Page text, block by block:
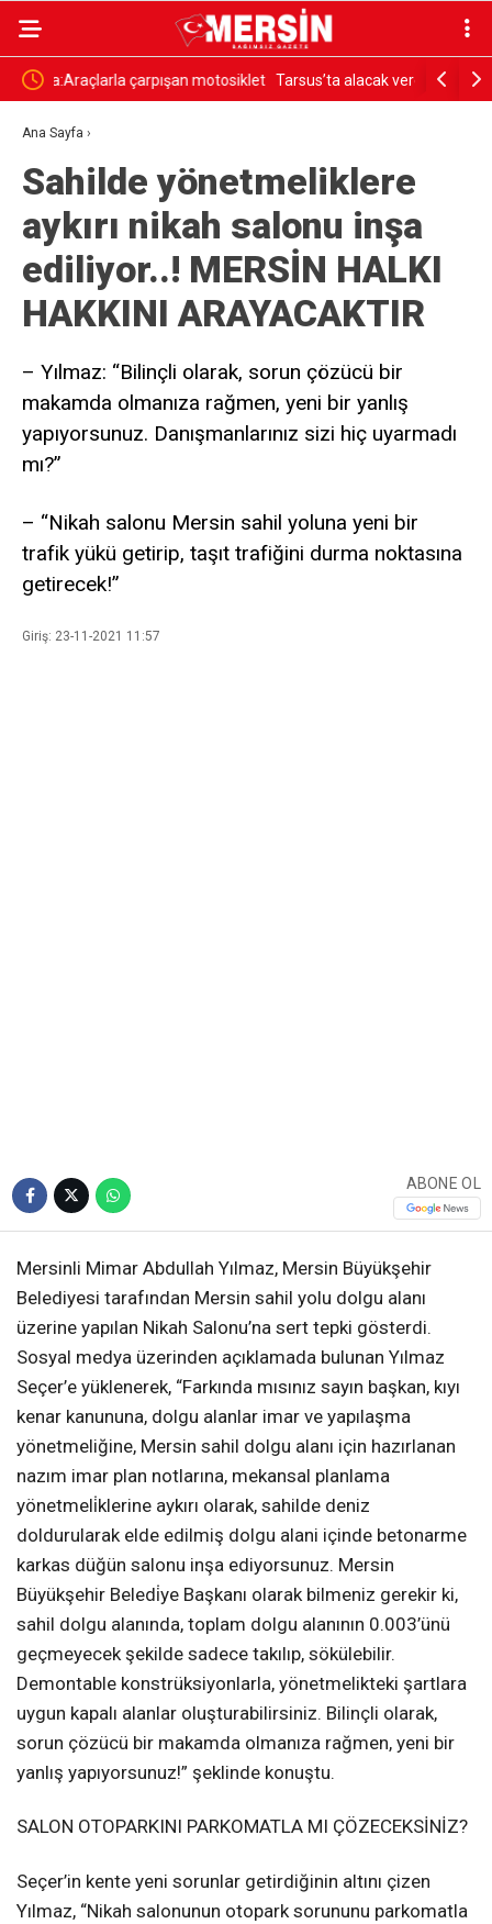
Tarsus’ta alacak verecek kavgası kanlı bitti: 2 kuzen
öldü, 6 şüpheli adliyede
Ana Sayfa ›
Sahilde yönetmeliklere
aykırı nikah salonu inşa
ediliyor..! MERSİN HALKI
HAKKINI ARAYACAKTIR
– Yılmaz: “Bilinçli olarak, sorun çözücü bir
makamda olmanıza rağmen, yeni bir yanlış
yapıyorsunuz. Danışmanlarınız sizi hiç uyarmadı
mı?”
– “Nikah salonu Mersin sahil yoluna yeni bir
trafik yükü getirip, taşıt trafiğini durma noktasına
getirecek!”
Giriş: 23-11-2021 11:57
ABONE OL
Mersinli Mimar Abdullah Yılmaz, Mersin Büyükşehir
Belediyesi tarafından Mersin sahil yolu dolgu alanı
üzerine yapılan Nikah Salonu’na sert tepki gösterdi.
Sosyal medya üzerinden açıklamada bulunan Yılmaz
Seçer’e yüklenerek, “Farkında mısınız sayın başkan, kıyı
kenar kanununa, dolgu alanlar imar ve yapılaşma
yönetmeliğine, Mersin sahil dolgu alanı için hazırlanan
nazım imar plan notlarına, mekansal planlama
yönetmeli̇klerine aykırı olarak, sahilde deniz
doldurularak elde edilmiş dolgu alani içinde betonarme
karkas düğün salonu inşa ediyorsunuz. Mersin
Büyükşehir Beledi̇ye Başkanı olarak bilmeniz gerekir ki,
sahil dolgu alanında, toplam dolgu alanının 0.003’ünü
geçmeyecek şekilde sadece takılıp, sökülebilir.
Demontable konstrüksiyonlarla, yönetmelikteki şartlara
uygun kapalı alanlar oluşturabilirsiniz. Bilinçli olarak,
sorun çözücü bir makamda olmanıza rağmen, yeni bir
yanlış yapıyorsunuz!” şeklinde konuştu.
SALON OTOPARKINI PARKOMATLA MI ÇÖZECEKSİNİZ?
Seçer’in kente yeni sorunlar getirdiğinin altını çizen
Yılmaz, “Nikah salonunun otopark sorununu parkomatla